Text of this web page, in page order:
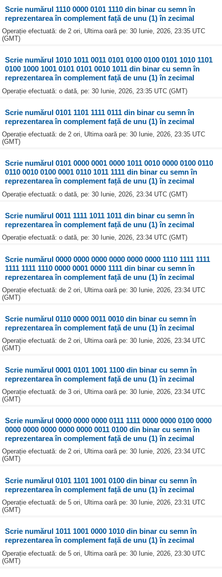
Scrie numărul 1110 0000 0101 1110 din binar cu semn în
reprezentarea în complement față de unu (1) în zecimal
Operație efectuată: de 2 ori, Ultima oară pe: 30 Iunie, 2026, 23:35 UTC
(GMT)
Scrie numărul 1010 1011 0011 0101 0100 0100 0101 1010 1101
0100 1000 1001 0101 0101 0010 1011 din binar cu semn în
reprezentarea în complement față de unu (1) în zecimal
Operație efectuată: o dată, pe: 30 Iunie, 2026, 23:35 UTC (GMT)
Scrie numărul 0101 1101 1111 0111 din binar cu semn în
reprezentarea în complement față de unu (1) în zecimal
Operație efectuată: de 2 ori, Ultima oară pe: 30 Iunie, 2026, 23:35 UTC
(GMT)
Scrie numărul 0101 0000 0001 0000 1011 0010 0000 0100 0110
0110 0010 0100 0001 0110 1011 1111 din binar cu semn în
reprezentarea în complement față de unu (1) în zecimal
Operație efectuată: o dată, pe: 30 Iunie, 2026, 23:34 UTC (GMT)
Scrie numărul 0011 1111 1011 1011 din binar cu semn în
reprezentarea în complement față de unu (1) în zecimal
Operație efectuată: o dată, pe: 30 Iunie, 2026, 23:34 UTC (GMT)
Scrie numărul 0000 0000 0000 0000 0000 0000 1110 1111 1111
1111 1111 1110 0000 0001 0000 1111 din binar cu semn în
reprezentarea în complement față de unu (1) în zecimal
Operație efectuată: de 2 ori, Ultima oară pe: 30 Iunie, 2026, 23:34 UTC
(GMT)
Scrie numărul 0110 0000 0011 0010 din binar cu semn în
reprezentarea în complement față de unu (1) în zecimal
Operație efectuată: de 2 ori, Ultima oară pe: 30 Iunie, 2026, 23:34 UTC
(GMT)
Scrie numărul 0001 0101 1001 1100 din binar cu semn în
reprezentarea în complement față de unu (1) în zecimal
Operație efectuată: de 3 ori, Ultima oară pe: 30 Iunie, 2026, 23:34 UTC
(GMT)
Scrie numărul 0000 0000 0000 0111 1111 0000 0000 0100 0000
0000 0000 0000 0000 0000 0011 0100 din binar cu semn în
reprezentarea în complement față de unu (1) în zecimal
Operație efectuată: de 2 ori, Ultima oară pe: 30 Iunie, 2026, 23:34 UTC
(GMT)
Scrie numărul 0101 1101 1001 0100 din binar cu semn în
reprezentarea în complement față de unu (1) în zecimal
Operație efectuată: de 5 ori, Ultima oară pe: 30 Iunie, 2026, 23:31 UTC
(GMT)
Scrie numărul 1011 1001 0000 1010 din binar cu semn în
reprezentarea în complement față de unu (1) în zecimal
Operație efectuată: de 5 ori, Ultima oară pe: 30 Iunie, 2026, 23:30 UTC
(GMT)